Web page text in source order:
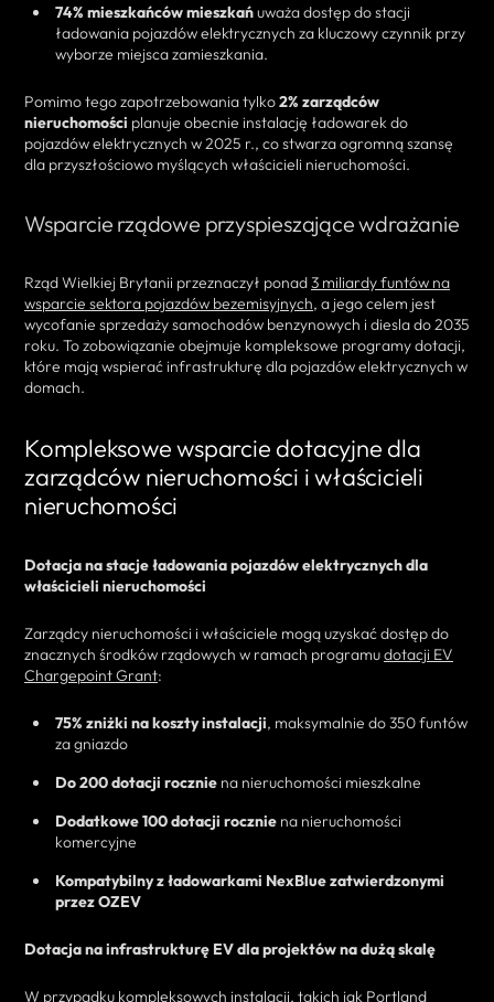
74% mieszkańców mieszkańuważa dostęp do stacji
ładowania pojazdów elektrycznych za kluczowy czynnik przy
wyborze miejsca zamieszkania.
Pomimo tego zapotrzebowania tylko2% zarządców
nieruchomości planuje obecnie instalację ładowarek do
pojazdów elektrycznych w 2025 r., co stwarza ogromną szansę
dla przyszłościowo myślących właścicieli nieruchomości.
Wsparcie rządowe przyspieszające wdrażanie
Rząd Wielkiej Brytanii przeznaczył ponad3 miliardy funtów na
wsparcie sektora pojazdów bezemisyjnych, a jego celem jest
wycofanie sprzedaży samochodów benzynowych i diesla do 2035
roku. To zobowiązanie obejmuje kompleksowe programy dotacji,
które mają wspierać infrastrukturę dla pojazdów elektrycznych w
domach.
Kompleksowe wsparcie dotacyjne dla
zarządców nieruchomości i właścicieli
nieruchomości
Dotacja na stacje ładowania pojazdów elektrycznych dla
właścicieli nieruchomości
Zarządcy nieruchomości i właściciele mogą uzyskać dostęp do
znacznych środków rządowych w ramach programudotacji EV
Chargepoint Grant:
75% zniżki na koszty instalacji, maksymalnie do 350 funtów
za gniazdo
Do 200 dotacji rocznie na nieruchomości mieszkalne
Dodatkowe 100 dotacji rocznie na nieruchomości
komercyjne
Kompatybilny z ładowarkami NexBlue zatwierdzonymi
przez OZEV
Dotacja na infrastrukturę EV dla projektów na dużą skalę
W przypadku kompleksowych instalacji, takich jak Portland